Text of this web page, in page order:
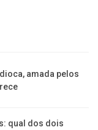
amada pelos
qual dos dois